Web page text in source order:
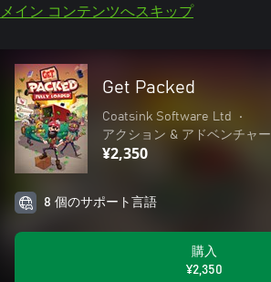
メイン コンテンツへスキップ
Get Packed
Coatsink Software Ltd
•
アクション & アドベンチャー
¥2,350
8 個のサポート言語
購入
¥2,350